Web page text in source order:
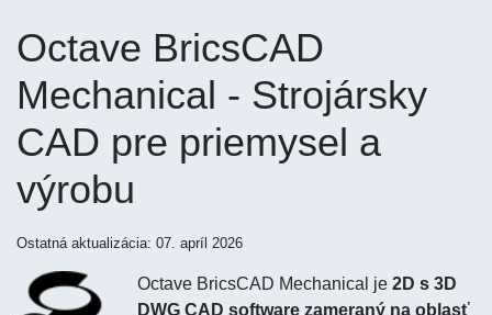
Octave BricsCAD
Mechanical - Strojársky
CAD pre priemysel a
výrobu
Ostatná aktualizácia: 07. apríl 2026
Octave BricsCAD Mechanical je 2D s 3D
DWG CAD software zameraný na oblasť